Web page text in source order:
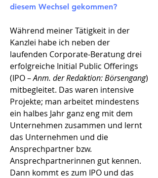
diesem Wechsel gekommen?​
Während meiner Tätigkeit in der
Kanzlei habe ich neben der
laufenden Corporate-Beratung drei
erfolgreiche Initial Public Offerings
(IPO –Anm. der Redaktion: Börsengang)
mitbegleitet. Das waren intensive
Projekte; man arbeitet mindestens
ein halbes Jahr ganz eng mit dem
Unternehmen zusammen und lernt
das Unternehmen und die
Ansprechpartner bzw.
Ansprechpartnerinnen gut kennen.
Dann kommt es zum IPO und das